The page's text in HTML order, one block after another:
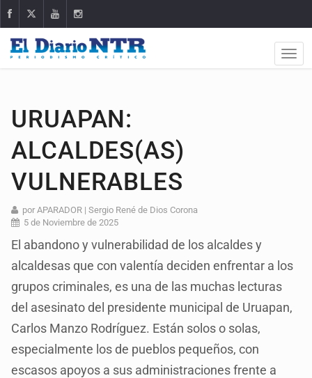
URUAPAN:
ALCALDES(AS)
VULNERABLES
por APARADOR | Sergio René de Dios Corona
5 de Noviembre de 2025
El abandono y vulnerabilidad de los alcaldes y
alcaldesas que con valentía deciden enfrentar a los
grupos criminales, es una de las muchas lecturas
del asesinato del presidente municipal de Uruapan,
Carlos Manzo Rodríguez. Están solos o solas,
especialmente los de pueblos pequeños, con
escasos apoyos a sus administraciones frente a